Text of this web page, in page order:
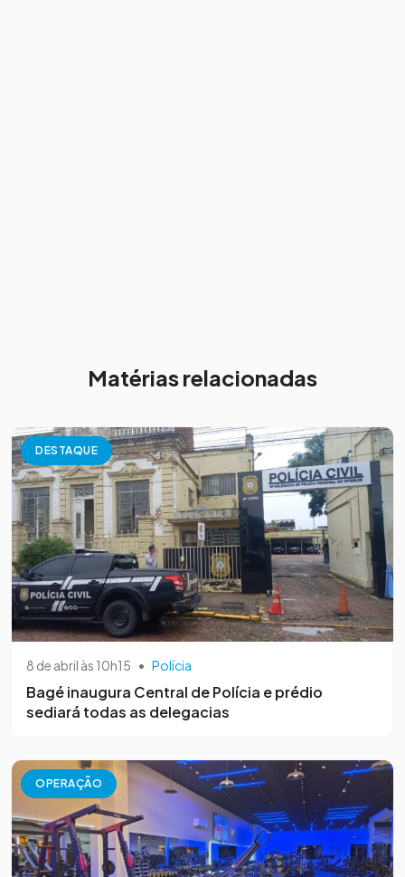
Matérias relacionadas
DESTAQUE
8 de abril às 10h15 • Polícia
Bagé inaugura Central de Polícia e prédio
sediará todas as delegacias
OPERAÇÃO